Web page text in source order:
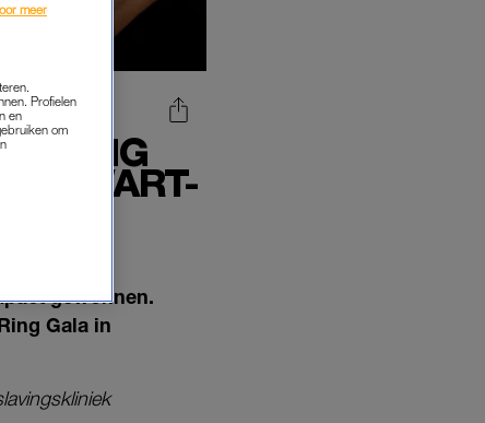
RING
ZWART-
gewonnen.
Gala in
meer
Profielen
en
om